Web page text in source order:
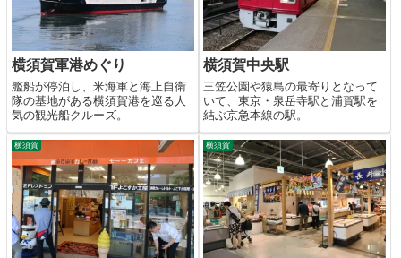
横須賀軍港めぐり
艦船が停泊し、米海軍と海上自衛
隊の基地がある横須賀港を巡る人
気の観光船クルーズ。
横須賀中央駅
三笠公園や猿島の最寄りとなって
いて、東京・泉岳寺駅と浦賀駅を
結ぶ京急本線の駅。
横須賀 横須賀